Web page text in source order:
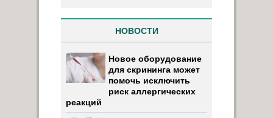
НОВОСТИ
Новое оборудование
для скрининга может
помочь исключить
риск аллергических
реакций